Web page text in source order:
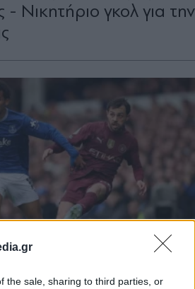
the sale, sharing to third parties, or
Νικητήριο γκολ για την
19:10